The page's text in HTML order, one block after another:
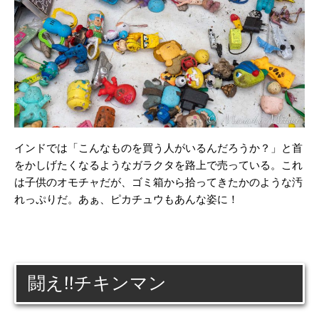
インドでは「こんなものを買う人がいるんだろうか？」と首
をかしげたくなるようなガラクタを路上で売っている。これ
は子供のオモチャだが、ゴミ箱から拾ってきたかのような汚
れっぷりだ。あぁ、ピカチュウもあんな姿に！
闘え!!チキンマン